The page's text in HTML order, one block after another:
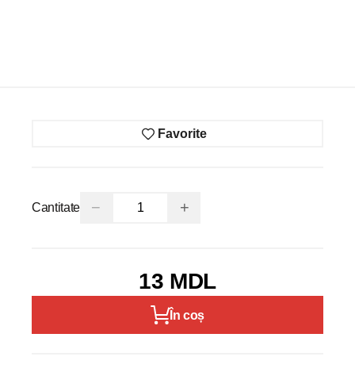
Favorite
Cantitate − +
13 MDL
În coș